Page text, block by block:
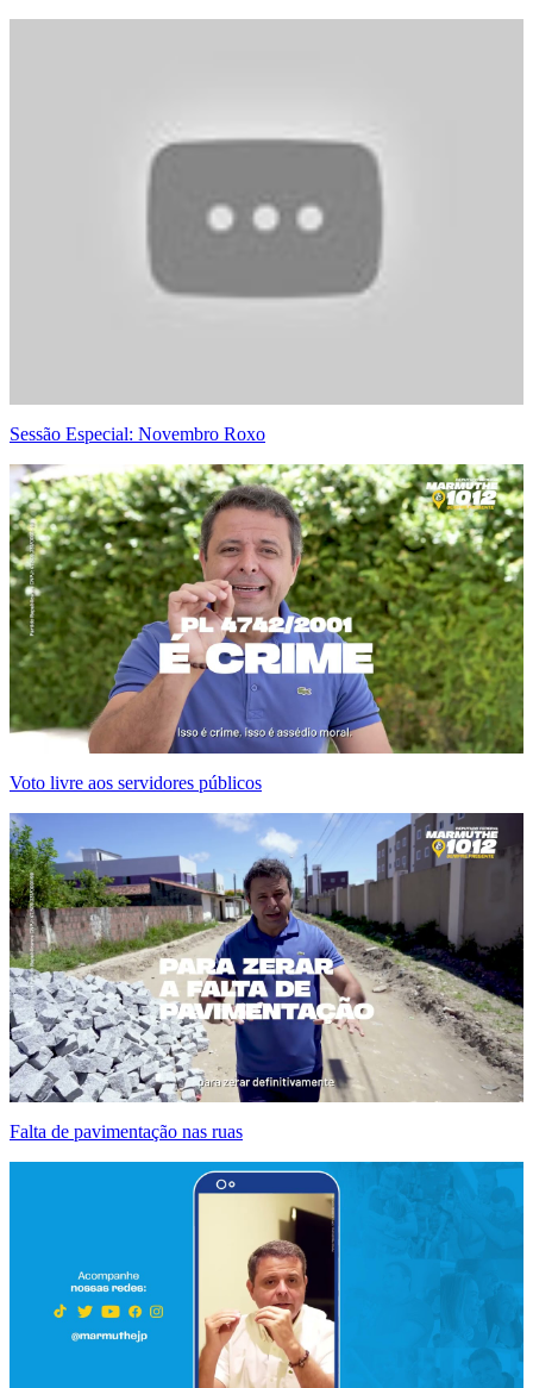
Sessão Especial: Novembro Roxo
Voto livre aos servidores públicos
Falta de pavimentação nas ruas